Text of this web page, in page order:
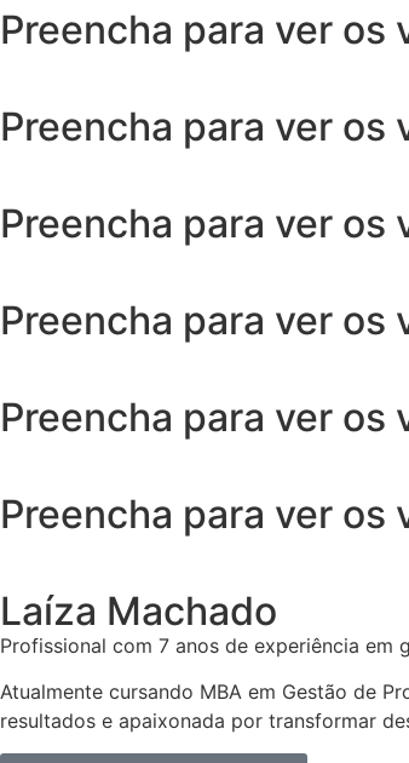
Preencha para ver os
Preencha para ver os
Preencha para ver os
Preencha para ver os
Preencha para ver os
Preencha para ver os
Laíza Machado
Profissional com 7 anos de experiência
Atualmente cursando MBA em Gestão de
resultados e apaixonada por transformar